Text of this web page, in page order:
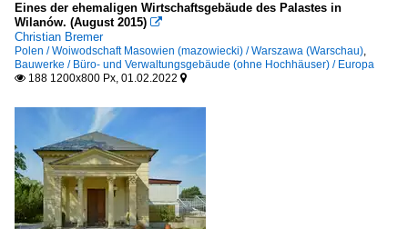
Eines der ehemaligen Wirtschaftsgebäude des Palastes in
Wilanów. (August 2015) 
Christian Bremer
Polen / Woiwodschaft Masowien (mazowiecki) / Warszawa (Warschau),
Bauwerke / Büro- und Verwaltungsgebäude (ohne Hochhäuser) / Europa
 188 1200x800 Px, 01.02.2022 